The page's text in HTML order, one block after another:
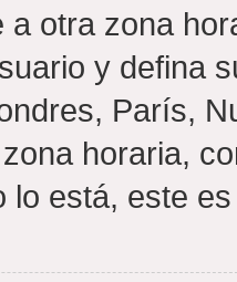
a otra zona
y defina
París,
horaria,
lo está, este